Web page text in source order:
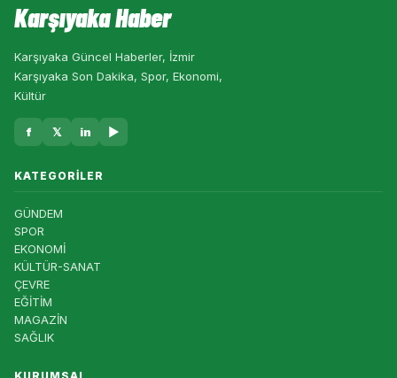
Karşıyaka Haber
Karşıyaka Güncel Haberler, İzmir
Karşıyaka Son Dakika, Spor, Ekonomi,
Kültür
f 𝕏 in ▶
KATEGORILER
GÜNDEM
SPOR
EKONOMİ
KÜLTÜR-SANAT
ÇEVRE
EĞİTİM
MAGAZİN
SAĞLIK